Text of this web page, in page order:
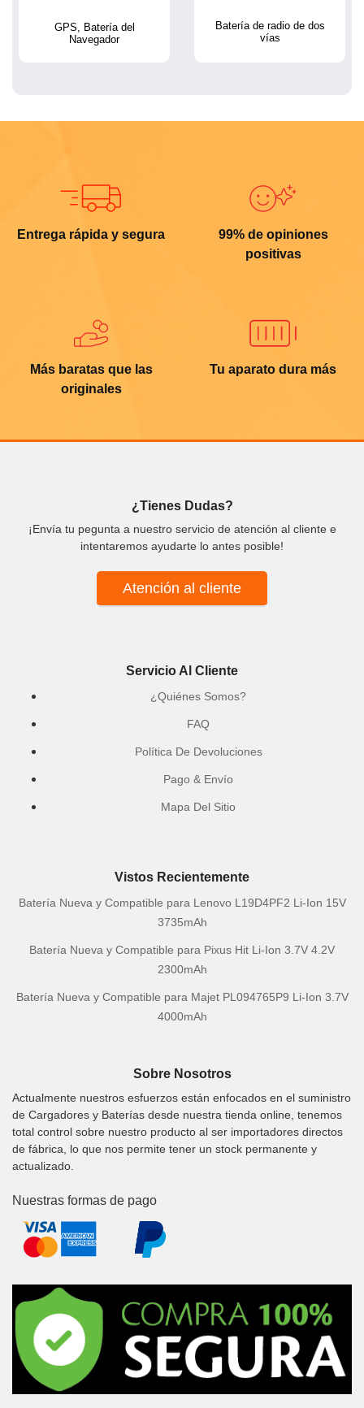
GPS, Batería del
Navegador
Batería de radio de dos
vías
Entrega rápida y segura
99% de opiniones
positivas
Más baratas que las
originales
Tu aparato dura más
¿Tienes Dudas?
¡Envía tu pegunta a nuestro servicio de atención al cliente e
intentaremos ayudarte lo antes posible!
Atención al cliente
Servicio Al Cliente
¿Quiénes Somos?
FAQ
Política De Devoluciones
Pago & Envío
Mapa Del Sitio
Vistos Recientemente
Batería Nueva y Compatible para Lenovo L19D4PF2 Li-Ion 15V
3735mAh
Batería Nueva y Compatible para Pixus Hit Li-Ion 3.7V 4.2V
2300mAh
Batería Nueva y Compatible para Majet PL094765P9 Li-Ion 3.7V
4000mAh
Sobre Nosotros
Actualmente nuestros esfuerzos están enfocados en el suministro
de Cargadores y Baterías desde nuestra tienda online, tenemos
total control sobre nuestro producto al ser importadores directos
de fábrica, lo que nos permite tener un stock permanente y
actualizado.
Nuestras formas de pago